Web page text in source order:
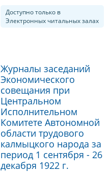
Доступно только в
Электронных читальных залах
Журналы заседаний
Экономического
совещания при
Центральном
Исполнительном
Комитете Автономной
области трудового
калмыцкого народа за
период 1 сентября - 26
декабря 1922 г.